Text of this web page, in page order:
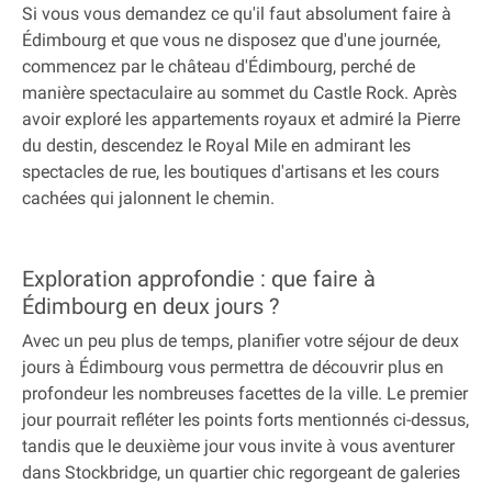
Si vous vous demandez ce qu'il faut absolument faire à
Édimbourg et que vous ne disposez que d'une journée,
commencez par le château d'Édimbourg, perché de
manière spectaculaire au sommet du Castle Rock. Après
avoir exploré les appartements royaux et admiré la Pierre
du destin, descendez le Royal Mile en admirant les
spectacles de rue, les boutiques d'artisans et les cours
cachées qui jalonnent le chemin.
Exploration approfondie : que faire à
Édimbourg en deux jours ?
Avec un peu plus de temps, planifier votre séjour de deux
jours à Édimbourg vous permettra de découvrir plus en
profondeur les nombreuses facettes de la ville. Le premier
jour pourrait refléter les points forts mentionnés ci-dessus,
tandis que le deuxième jour vous invite à vous aventurer
dans Stockbridge, un quartier chic regorgeant de galeries